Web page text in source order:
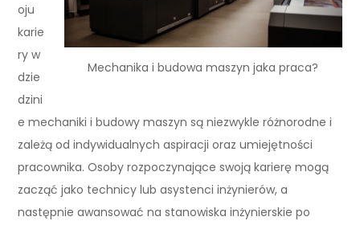
Mechanika i budowa maszyn jaka praca?
oju
karie
ry w
dzie
dzini
e mechaniki i budowy maszyn są niezwykle różnorodne i
zależą od indywidualnych aspiracji oraz umiejętności
pracownika. Osoby rozpoczynające swoją karierę mogą
zacząć jako technicy lub asystenci inżynierów, a
następnie awansować na stanowiska inżynierskie po